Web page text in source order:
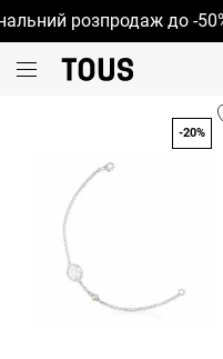
розпродаж до -50%
-20%